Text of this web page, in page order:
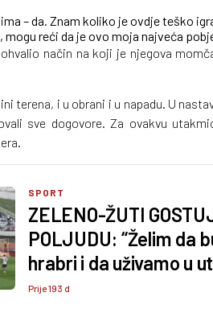
– da. Znam koliko je ovdje teško
reći da je ovo moja najveća
način na koji je njegova
terena, i u obrani i u napadu. U
sve dogovore. Za ovakvu
SPORT
ZELENO-ŽUTI
POLJUDU: “Želim da
hrabri i da uživamo u
Prije 193 d